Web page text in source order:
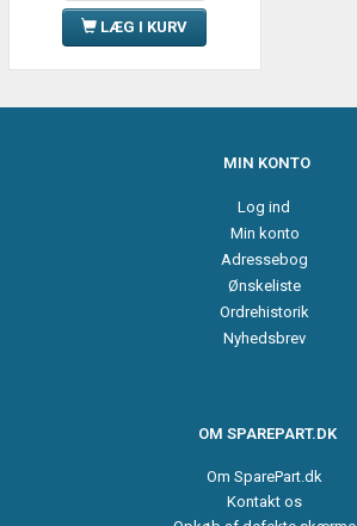
LÆG I KURV
MIN KONTO
Log ind
Min konto
Adressebog
Ønskeliste
Ordrehistorik
Nyhedsbrev
OM SPAREPART.DK
Om SparePart.dk
Kontakt os